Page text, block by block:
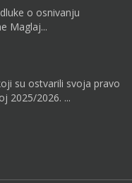
o osnivanju
Maglaj...
su ostvarili svoja pravo
2025/2026. ...